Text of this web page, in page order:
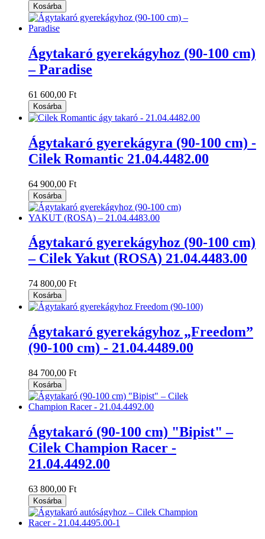
Kosárba
Ágytakaró gyerekágyhoz (90-100 cm)
– Paradise
61 600,00 Ft
Kosárba
Ágytakaró gyerekágyra (90-100 cm) -
Cilek Romantic 21.04.4482.00
64 900,00 Ft
Kosárba
Ágytakaró gyerekágyhoz (90-100 cm)
– Cilek Yakut (ROSA) 21.04.4483.00
74 800,00 Ft
Kosárba
Ágytakaró gyerekágyhoz „Freedom”
(90-100 cm) - 21.04.4489.00
84 700,00 Ft
Kosárba
Ágytakaró (90-100 cm) "Bipist" –
Cilek Champion Racer -
21.04.4492.00
63 800,00 Ft
Kosárba